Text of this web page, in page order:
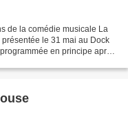
de la comédie musicale La
le 31 mai au Dock
en principe après